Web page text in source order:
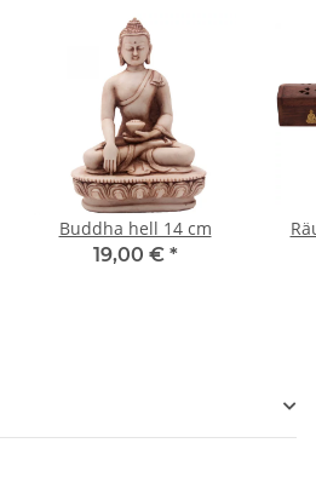
Buddha hell 14 cm
19,00 € *